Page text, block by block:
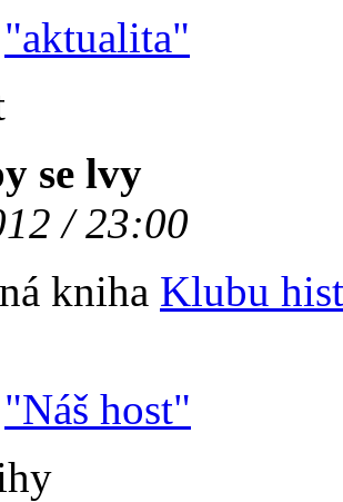
"aktualita"
se lvy
/ 23:00
kniha Klubu
"Náš host"